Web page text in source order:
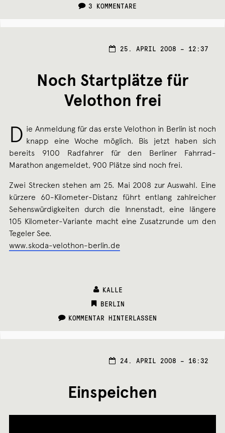
3 KOMMENTARE
25. APRIL 2008 – 12:37
Noch Startplätze für
Velothon frei
D ie Anmeldung für das erste Velothon in Berlin ist noch
knapp eine Woche möglich. Bis jetzt haben sich
bereits 9100 Radfahrer für den Berliner Fahrrad-
Marathon angemeldet, 900 Plätze sind noch frei.
Zwei Strecken stehen am 25. Mai 2008 zur Auswahl. Eine
kürzere 60-Kilometer-Distanz führt entlang zahlreicher
Sehenswürdigkeiten durch die Innenstadt, eine längere
105 Kilometer-Variante macht eine Zusatzrunde um den
Tegeler See.
www.skoda-velothon-berlin.de
KALLE
CATEGORIES:
BERLIN
KOMMENTAR HINTERLASSEN
24. APRIL 2008 – 16:32
Einspeichen